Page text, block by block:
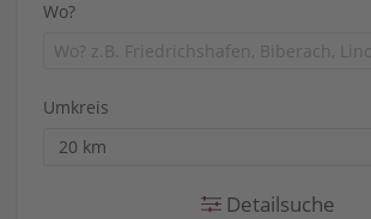
Wo?
Umkreis
Detailsuche